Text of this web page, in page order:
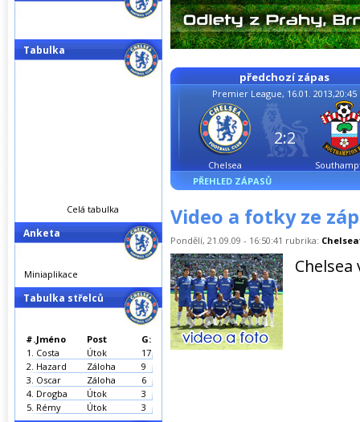
předchozí zápas
Premier League, 16.01. 2013,20:45
Chelsea
2:2
PŘEHLED ZÁPASŮ
Video a fotky ze
Pondělí, 21.09.09 - 16:50:41 rubrika:
Chelsea
Tabulka
Celá tabulka
Anketa
Miniaplikace
Tabulka střelců
#.Jméno Post
G:
1. Costa Útok
17
2. Hazard Záloha
9
3. Oscar Záloha
6
4. Drogba Útok
3
5. Rémy Útok 3